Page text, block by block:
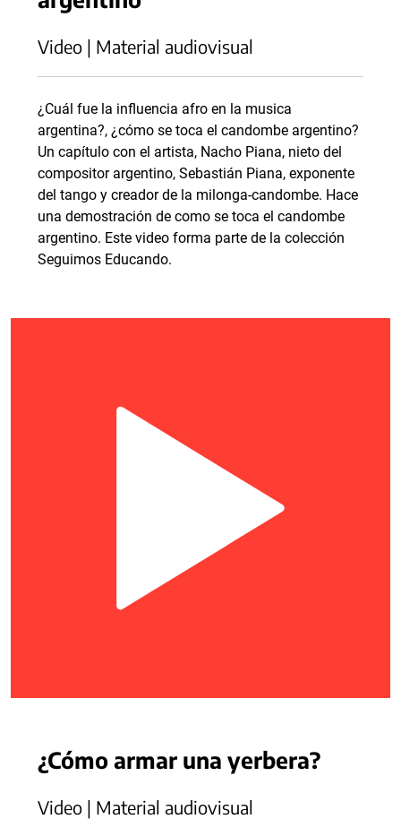
Video | Material audiovisual
¿Cuál fue la influencia afro en la musica
argentina?, ¿cómo se toca el candombe argentino?
Un capítulo con el artista, Nacho Piana, nieto del
compositor argentino, Sebastián Piana, exponente
del tango y creador de la milonga-candombe. Hace
una demostración de como se toca el candombe
argentino. Este video forma parte de la colección
Seguimos Educando.
¿Cómo armar una yerbera?
Video | Material audiovisual